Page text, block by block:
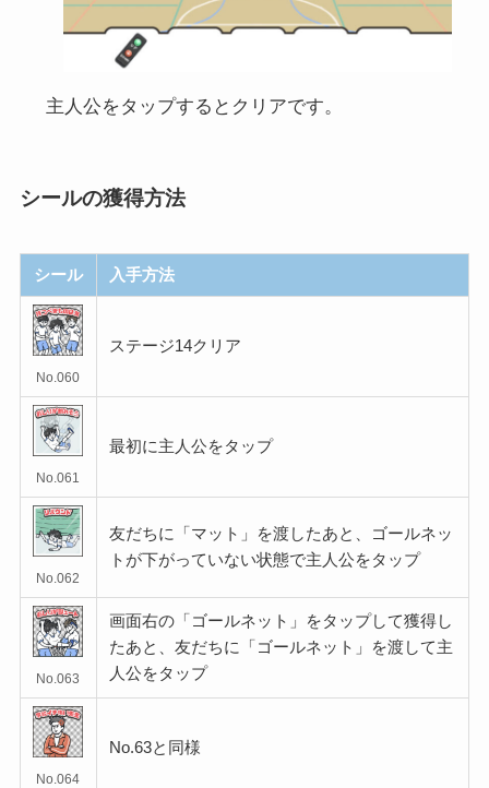
主人公をタップするとクリアです。
シールの獲得方法
シール 入手方法
No.060
ステージ14クリア
No.061
最初に主人公をタップ
No.062
友だちに「マット」を渡したあと、ゴールネッ
トが下がっていない状態で主人公をタップ
No.063
画面右の「ゴールネット」をタップして獲得し
たあと、友だちに「ゴールネット」を渡して主
人公をタップ
No.064
No.63と同様